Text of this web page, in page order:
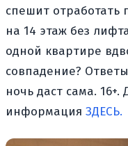
спешит отработать
на 14 этаж без
одной квартире
совпадение?
ночь даст сама.
информация ЗДЕСЬ.